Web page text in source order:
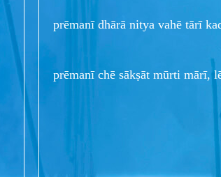
prēmanī dhārā nitya vahē tārī
prēmanī chē sākṣāt mūrti mārī,